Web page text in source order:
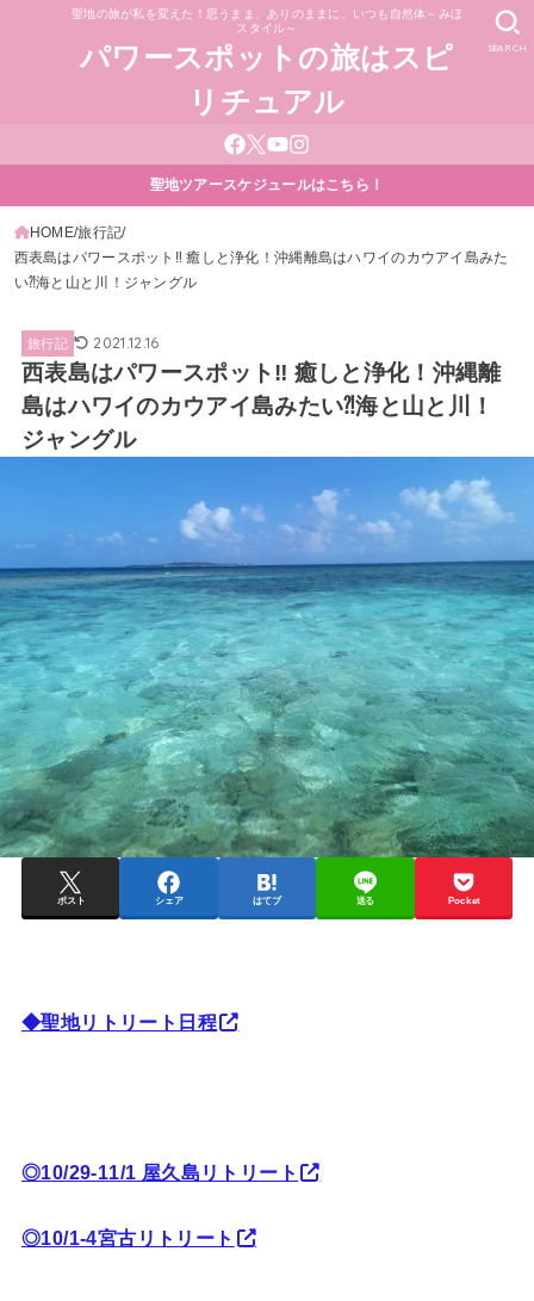
聖地の旅が私を変えた！思うまま、ありのままに、いつも自然体～みほ
スタイル～
パワースポットの旅はスピ
リチュアル
SEARCH
聖地ツアースケジュールはこちら！
HOME 旅行記
西表島はパワースポット‼ 癒しと浄化！沖縄離島はハワイのカウアイ島みた
い⁈海と山と川！ジャングル
旅行記 2021.12.16
西表島はパワースポット‼ 癒しと浄化！沖縄離
島はハワイのカウアイ島みたい⁈海と山と川！
ジャングル
ポスト シェア はてブ 送る Pocket
◆聖地リトリート日程
◎10/29-11/1 屋久島リトリート
◎10/1-4宮古リトリート